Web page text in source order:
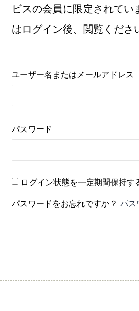
ビスの会員に限定されてい
はログイン後、閲覧くださ
ユーザー名またはメールアドレス
パスワード
ログイン状態を一定期間保持す
パスワードをお忘れですか？パス